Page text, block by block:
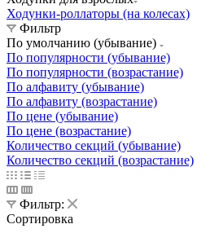
Ходунки-роллаторы (на колесах)
Фильтр
По умолчанию (убывание)
По популярности (убывание)
По популярности (возрастание)
По алфавиту (убывание)
По алфавиту (возрастание)
По цене (убывание)
По цене (возрастание)
Количество секций (убывание)
Количество секций (возрастание)
Фильтр:
Сортировка